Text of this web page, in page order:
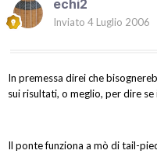
echi2
Inviato 4 Luglio 2006
In premessa direi che
sui risultati, o meglio, per dire
Il ponte funziona a mò di tail-